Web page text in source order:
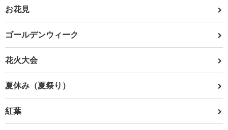
お花見
ゴールデンウィーク
花火大会
夏休み（夏祭り）
紅葉